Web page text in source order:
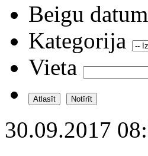
Beigu
Kategorija
Vieta
30.09.2017